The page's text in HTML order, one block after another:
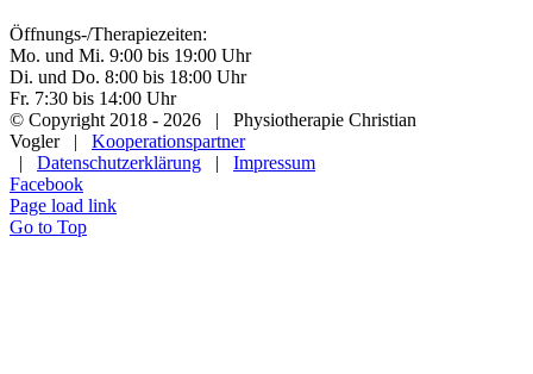
Öffnungs-/Therapiezeiten:
Mo. und Mi. 9:00 bis 19:00 Uhr
Di. und Do. 8:00 bis 18:00 Uhr
Fr. 7:30 bis 14:00 Uhr
© Copyright 2018 - 2026 | Physiotherapie Christian
Vogler | Kooperationspartner
| Datenschutzerklärung | Impressum
Facebook
Page load link
Go to Top